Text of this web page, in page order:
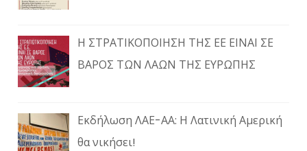
Η ΣΤΡΑΤΙΚΟΠΟΙΗΣΗ ΤΗΣ ΕΕ ΕΙΝΑΙ ΣΕ
ΒΑΡΟΣ ΤΩΝ ΛΑΩΝ ΤΗΣ ΕΥΡΩΠΗΣ
Εκδήλωση ΛΑΕ-ΑΑ: Η Λατινική Αμερική
θα νικήσει!